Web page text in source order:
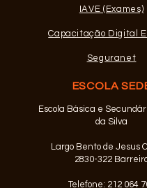
IAVE (Exames)
Capacitação Digital
Seguranet
ESCOLA
Escola Básica e
da Silva
Largo Bento de Jesus
2830-322
Telefone: 212 064